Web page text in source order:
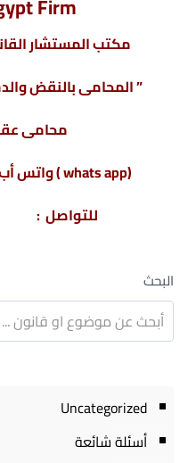
مكتب المستشار
” المحامى بالنقض
محامى
(whats app ) واتس أب : 201220615243+
للتواصل : 201103004317+
البحث
Uncategorized
أسئلة شائعة